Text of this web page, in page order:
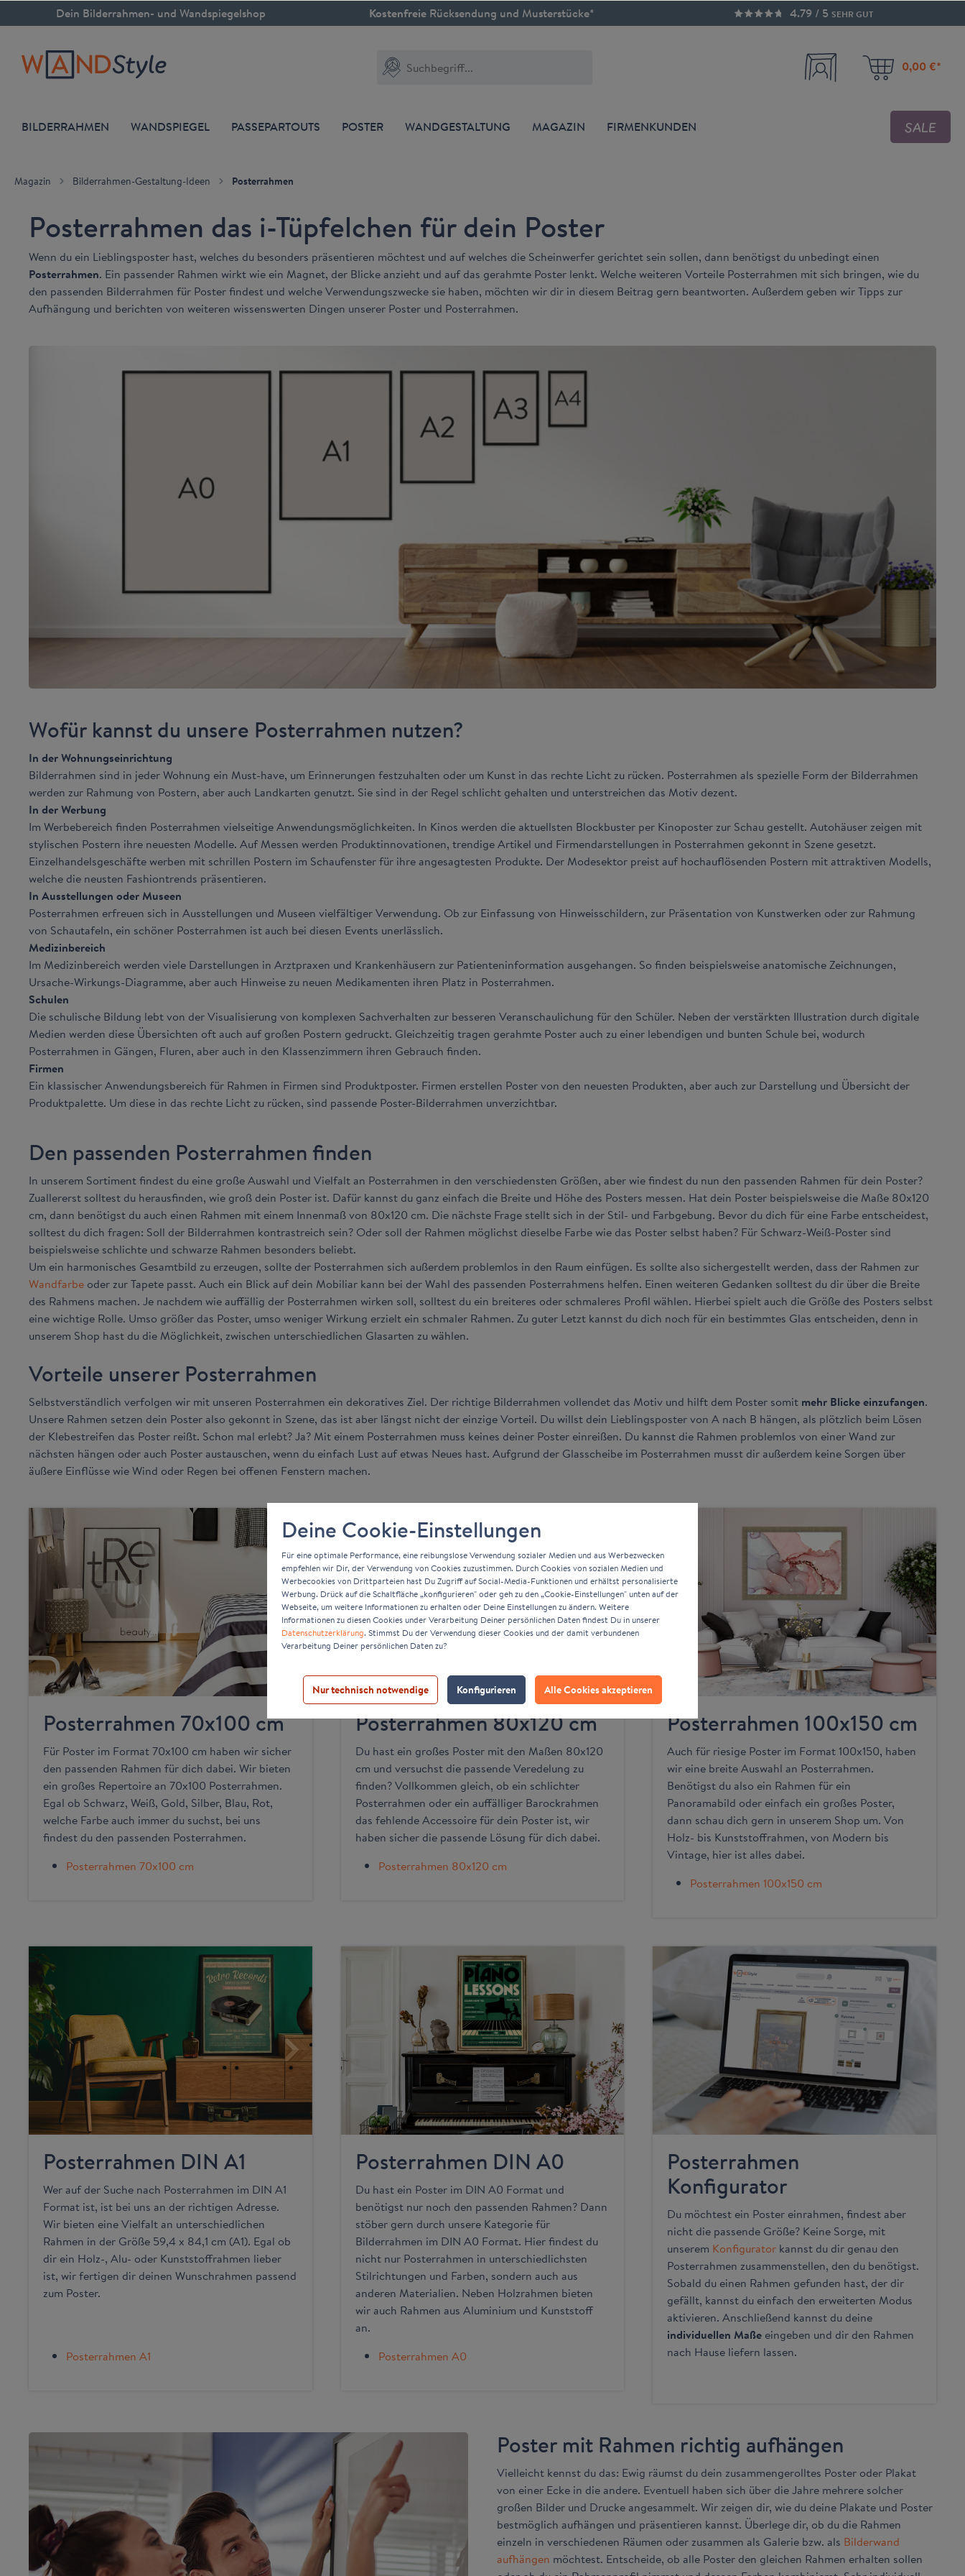
springenDein Bilderrahmen- und Wandspiegelshop Kostenfreie Rücksendung und Musterstücke* 4.79 / 5 SEHR GUT
0,00 €*
BILDERRAHMEN WANDSPIEGEL PASSEPARTOUTS POSTER WANDGESTALTUNG MAGAZIN FIRMENKUNDEN SALE
Magazin Bilderrahmen-Gestaltung-Ideen Posterrahmen
Posterrahmen das i-Tüpfelchen für dein Poster
Wenn du ein Lieblingsposter hast, welches du besonders präsentieren möchtest und auf welches die Scheinwerfer gerichtet sein sollen, dann benötigst du unbedingt einen
Posterrahmen. Ein passender Rahmen wirkt wie ein Magnet, der Blicke anzieht und auf das gerahmte Poster lenkt. Welche weiteren Vorteile Posterrahmen mit sich bringen, wie du
den passenden Bilderrahmen für Poster findest und welche Verwendungszwecke sie haben, möchten wir dir in diesem Beitrag gern beantworten. Außerdem geben wir Tipps zur
Aufhängung und berichten von weiteren wissenswerten Dingen unserer Poster und Posterrahmen.
Wofür kannst du unsere Posterrahmen nutzen?
In der Wohnungseinrichtung
Bilderrahmen sind in jeder Wohnung ein Must-have, um Erinnerungen festzuhalten oder um Kunst in das rechte Licht zu rücken. Posterrahmen als spezielle Form der Bilderrahmen
werden zur Rahmung von Postern, aber auch Landkarten genutzt. Sie sind in der Regel schlicht gehalten und unterstreichen das Motiv dezent.
In der Werbung
Im Werbebereich finden Posterrahmen vielseitige Anwendungsmöglichkeiten. In Kinos werden die aktuellsten Blockbuster per Kinoposter zur Schau gestellt. Autohäuser zeigen mit
stylischen Postern ihre neuesten Modelle. Auf Messen werden Produktinnovationen, trendige Artikel und Firmendarstellungen in Posterrahmen gekonnt in Szene gesetzt.
Einzelhandelsgeschäfte werben mit schrillen Postern im Schaufenster für ihre angesagtesten Produkte. Der Modesektor preist auf hochauflösenden Postern mit attraktiven Modells,
welche die neusten Fashiontrends präsentieren.
In Ausstellungen oder Museen
Posterrahmen erfreuen sich in Ausstellungen und Museen vielfältiger Verwendung. Ob zur Einfassung von Hinweisschildern, zur Präsentation von Kunstwerken oder zur Rahmung
von Schautafeln, ein schöner Posterrahmen ist auch bei diesen Events unerlässlich.
Medizinbereich
Im Medizinbereich werden viele Darstellungen in Arztpraxen und Krankenhäusern zur Patienteninformation ausgehangen. So finden beispielsweise anatomische Zeichnungen,
Ursache-Wirkungs-Diagramme, aber auch Hinweise zu neuen Medikamenten ihren Platz in Posterrahmen.
Schulen
Die schulische Bildung lebt von der Visualisierung von komplexen Sachverhalten zur besseren Veranschaulichung für den Schüler. Neben der verstärkten Illustration durch digitale
Medien werden diese Übersichten oft auch auf großen Postern gedruckt. Gleichzeitig tragen gerahmte Poster auch zu einer lebendigen und bunten Schule bei, wodurch
Posterrahmen in Gängen, Fluren, aber auch in den Klassenzimmern ihren Gebrauch finden.
Firmen
Ein klassischer Anwendungsbereich für Rahmen in Firmen sind Produktposter. Firmen erstellen Poster von den neuesten Produkten, aber auch zur Darstellung und Übersicht der
Produktpalette. Um diese in das rechte Licht zu rücken, sind passende Poster-Bilderrahmen unverzichtbar.
Den passenden Posterrahmen finden
In unserem Sortiment findest du eine große Auswahl und Vielfalt an Posterrahmen in den verschiedensten Größen, aber wie findest du nun den passenden Rahmen für dein Poster?
Zuallererst solltest du herausfinden, wie groß dein Poster ist. Dafür kannst du ganz einfach die Breite und Höhe des Posters messen. Hat dein Poster beispielsweise die Maße 80x120
cm, dann benötigst du auch einen Rahmen mit einem Innenmaß von 80x120 cm. Die nächste Frage stellt sich in der Stil- und Farbgebung. Bevor du dich für eine Farbe entscheidest,
solltest du dich fragen: Soll der Bilderrahmen kontrastreich sein? Oder soll der Rahmen möglichst dieselbe Farbe wie das Poster selbst haben? Für Schwarz-Weiß-Poster sind
beispielsweise schlichte und schwarze Rahmen besonders beliebt.
Um ein harmonisches Gesamtbild zu erzeugen, sollte der Posterrahmen sich außerdem problemlos in den Raum einfügen. Es sollte also sichergestellt werden, dass der Rahmen zur
Wandfarbe oder zur Tapete passt. Auch ein Blick auf dein Mobiliar kann bei der Wahl des passenden Posterrahmens helfen. Einen weiteren Gedanken solltest du dir über die Breite
des Rahmens machen. Je nachdem wie auffällig der Posterrahmen wirken soll, solltest du ein breiteres oder schmaleres Profil wählen. Hierbei spielt auch die Größe des Posters selbst
eine wichtige Rolle. Umso größer das Poster, umso weniger Wirkung erzielt ein schmaler Rahmen. Zu guter Letzt kannst du dich noch für ein bestimmtes Glas entscheiden, denn in
unserem Shop hast du die Möglichkeit, zwischen unterschiedlichen Glasarten zu wählen.
Vorteile unserer Posterrahmen
Selbstverständlich verfolgen wir mit unseren Posterrahmen ein dekoratives Ziel. Der richtige Bilderrahmen vollendet das Motiv und hilft dem Poster somit mehr Blicke einzufangen.
Unsere Rahmen setzen dein Poster also gekonnt in Szene, das ist aber längst nicht der einzige Vorteil. Du willst dein Lieblingsposter von A nach B hängen, als plötzlich beim Lösen
der Klebestreifen das Poster reißt. Schon mal erlebt? Ja? Mit einem Posterrahmen muss keines deiner Poster einreißen. Du kannst die Rahmen problemlos von einer Wand zur
nächsten hängen oder auch Poster austauschen, wenn du einfach Lust auf etwas Neues hast. Aufgrund der Glasscheibe im Posterrahmen musst dir außerdem keine Sorgen über
äußere Einflüsse wie Wind oder Regen bei offenen Fenstern machen.
Posterrahmen 70x100 cm
Für Poster im Format 70x100 cm haben wir sicher
den passenden Rahmen für dich dabei. Wir bieten
ein großes Repertoire an 70x100 Posterrahmen.
Egal ob Schwarz, Weiß, Gold, Silber, Blau, Rot,
welche Farbe auch immer du suchst, bei uns
findest du den passenden Posterrahmen.
Posterrahmen 70x100 cm
Posterrahmen 80x120 cm
Du hast ein großes Poster mit den Maßen 80x120
cm und versuchst die passende Veredelung zu
finden? Vollkommen gleich, ob ein schlichter
Posterrahmen oder ein auffälliger Barockrahmen
das fehlende Accessoire für dein Poster ist, wir
haben sicher die passende Lösung für dich dabei.
Posterrahmen 80x120 cm
Posterrahmen 100x150 cm
Auch für riesige Poster im Format 100x150, haben
wir eine breite Auswahl an Posterrahmen.
Benötigst du also ein Rahmen für ein
Panoramabild oder einfach ein großes Poster,
dann schau dich gern in unserem Shop um. Von
Holz- bis Kunststoffrahmen, von Modern bis
Vintage, hier ist alles dabei.
Posterrahmen 100x150 cm
Posterrahmen DIN A1
Wer auf der Suche nach Posterrahmen im DIN A1
Format ist, ist bei uns an der richtigen Adresse.
Wir bieten eine Vielfalt an unterschiedlichen
Rahmen in der Größe 59,4 x 84,1 cm (A1). Egal ob
dir ein Holz-, Alu- oder Kunststoffrahmen lieber
ist, wir fertigen dir deinen Wunschrahmen passend
zum Poster.
Posterrahmen A1
Posterrahmen DIN A0
Du hast ein Poster im DIN A0 Format und
benötigst nur noch den passenden Rahmen? Dann
stöber gern durch unsere Kategorie für
Bilderrahmen im DIN A0 Format. Hier findest du
nicht nur Posterrahmen in unterschiedlichsten
Stilrichtungen und Farben, sondern auch aus
anderen Materialien. Neben Holzrahmen bieten
wir auch Rahmen aus Aluminium und Kunststoff
an.
Posterrahmen A0
Posterrahmen
Konfigurator
Du möchtest ein Poster einrahmen, findest aber
nicht die passende Größe? Keine Sorge, mit
unserem Konfigurator kannst du dir genau den
Posterrahmen zusammenstellen, den du benötigst.
Sobald du einen Rahmen gefunden hast, der dir
gefällt, kannst du einfach den erweiterten Modus
aktivieren. Anschließend kannst du deine
individuellen Maße eingeben und dir den Rahmen
nach Hause liefern lassen.
Poster mit Rahmen richtig aufhängen
Vielleicht kennst du das: Ewig räumst du dein zusammengerolltes Poster oder Plakat
von einer Ecke in die andere. Eventuell haben sich über die Jahre mehrere solcher
großen Bilder und Drucke angesammelt. Wir zeigen dir, wie du deine Plakate und Poster
bestmöglich aufhängen und präsentieren kannst. Überlege dir, ob du die Rahmen
einzeln in verschiedenen Räumen oder zusammen als Galerie bzw. als Bilderwand
aufhängen möchtest. Entscheide, ob alle Poster den gleichen Rahmen erhalten sollen
Deine Cookie-Einstellungen
Für eine optimale Performance, eine reibungslose Verwendung sozialer Medien und aus Werbezwecken
empfehlen wir Dir, der Verwendung von Cookies zuzustimmen. Durch Cookies von sozialen Medien und
Werbecookies von Drittparteien hast Du Zugriff auf Social-Media-Funktionen und erhältst personalisierte
Werbung. Drück auf die Schaltfläche „konfigurieren" oder geh zu den „Cookie-Einstellungen" unten auf der
Webseite, um weitere Informationen zu erhalten oder Deine Einstellungen zu ändern. Weitere
Informationen zu diesen Cookies under Verarbeitung Deiner persönlichen Daten findest Du in unserer
Datenschutzerklärung. Stimmst Du der Verwendung dieser Cookies und der damit verbundenen
Verarbeitung Deiner persönlichen Daten zu?
Nur technisch notwendige Konfigurieren Alle Cookies akzeptieren